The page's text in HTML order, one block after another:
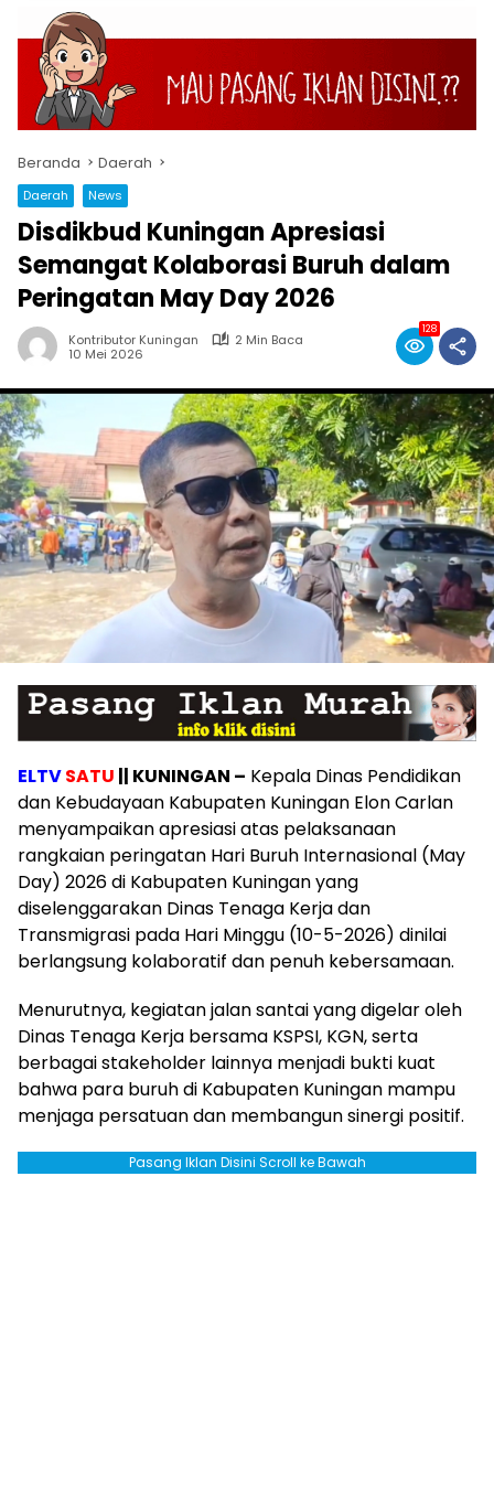
Beranda Daerah
Daerah News
Disdikbud Kuningan Apresiasi
Semangat Kolaborasi Buruh dalam
Peringatan May Day 2026
Kontributor Kuningan
2 Min Baca
10 Mei 2026
128
ELTVSATU || KUNINGAN – Kepala Dinas Pendidikan
dan Kebudayaan Kabupaten Kuningan Elon Carlan
menyampaikan apresiasi atas pelaksanaan
rangkaian peringatan Hari Buruh Internasional (May
Day) 2026 di Kabupaten Kuningan yang
diselenggarakan Dinas Tenaga Kerja dan
Transmigrasi pada Hari Minggu (10-5-2026) dinilai
berlangsung kolaboratif dan penuh kebersamaan.
Menurutnya, kegiatan jalan santai yang digelar oleh
Dinas Tenaga Kerja bersama KSPSI, KGN, serta
berbagai stakeholder lainnya menjadi bukti kuat
bahwa para buruh di Kabupaten Kuningan mampu
menjaga persatuan dan membangun sinergi positif.
Pasang Iklan Disini Scroll ke Bawah